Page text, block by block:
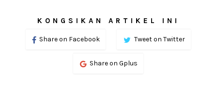
KONGSIKAN ARTIKEL INI
Share on Facebook Tweet on Twitter
Share on Gplus